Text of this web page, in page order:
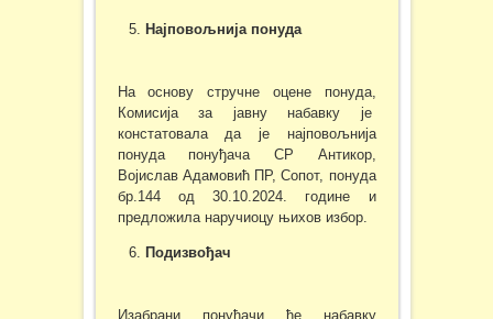
Најповољнија понуда
На основу стручне оцене понуда,
Комисија за јавну набавку је
констатовала да је најповољнија
понуда понуђача СР Антикор,
Војислав Адамовић ПР, Сопот, понуда
бр.144 од 30.10.2024. године и
предложила наручиоцу њихов избор.
Подизвођач
Изабрани понуђачи ће набавку